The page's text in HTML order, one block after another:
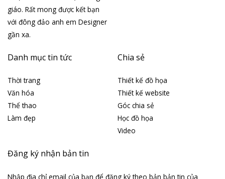
giáo. Rất mong được kết bạn
với đông đảo anh em Designer
gần xa.
Danh mục tin tức
Thời trang
Văn hóa
Thể thao
Làm đẹp
Chia sẻ
Thiết kế đồ họa
Thiết kế website
Góc chia sẻ
Học đồ họa
Video
Đăng ký nhận bản tin
Nhập địa chỉ email của bạn để đăng ký theo bản bản tin của